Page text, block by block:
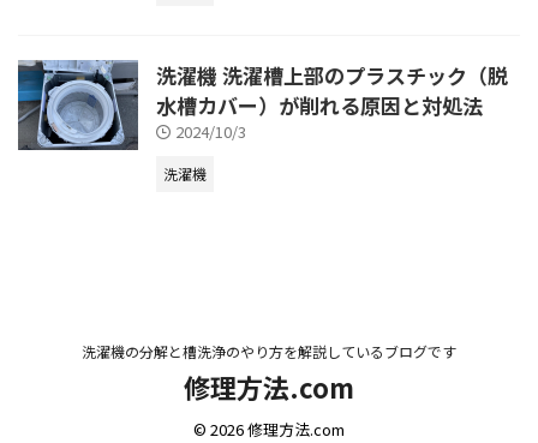
洗濯機 洗濯槽上部のプラスチック（脱
水槽カバー）が削れる原因と対処法
2024/10/3
洗濯機
洗濯機の分解と槽洗浄のやり方を解説しているブログです
修理方法.com
© 2026 修理方法.com